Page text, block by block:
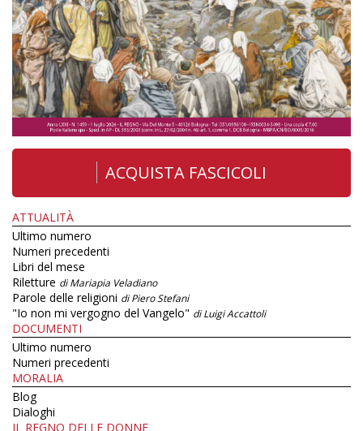
ACQUISTA FASCICOLI
ATTUALITÀ
Ultimo numero
Numeri precedenti
Libri del mese
Riletture di Mariapia Veladiano
Parole delle religioni di Piero Stefani
"Io non mi vergogno del Vangelo" di Luigi Accattoli
DOCUMENTI
Ultimo numero
Numeri precedenti
MORALIA
Blog
Dialoghi
IL REGNO DELLE DONNE